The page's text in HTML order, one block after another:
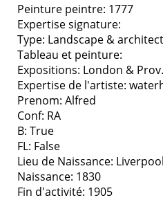
Peinture peintre: 1777
Expertise signature:
Type: Landscape &
Tableau et peinture:
Expositions: London &
Expertise de l'artiste:
Prenom: Alfred
Conf: RA
B: True
FL: False
Lieu de Naissance: Liverpool
Naissance: 1830
Fin d'activité: 1905